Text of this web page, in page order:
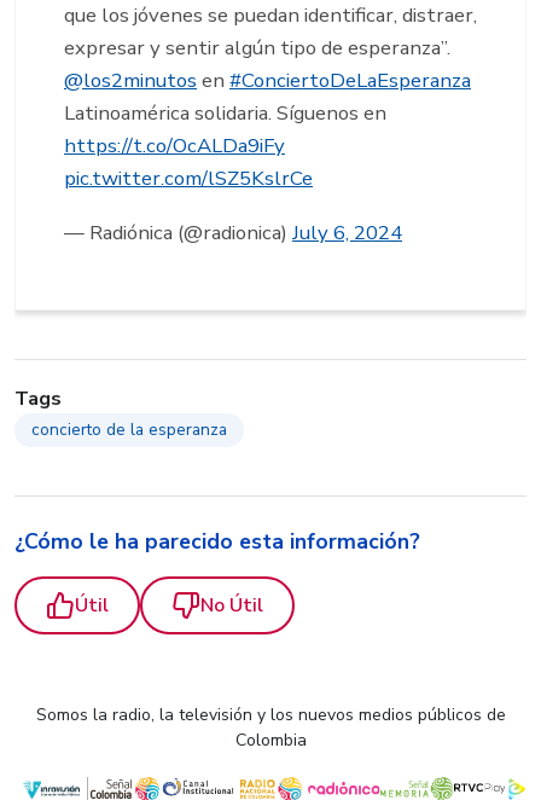
que los jóvenes se puedan identificar, distraer,
expresar y sentir algún tipo de esperanza”.
@los2minutos en #ConciertoDeLaEsperanza
Latinoamérica solidaria. Síguenos en
https://t.co/OcALDa9iFy
pic.twitter.com/lSZ5KslrCe
— Radiónica (@radionica) July 6, 2024
Tags
concierto de la esperanza
¿Cómo le ha parecido esta información?
Útil No Útil
Somos la radio, la televisión y los nuevos medios públicos de
Colombia